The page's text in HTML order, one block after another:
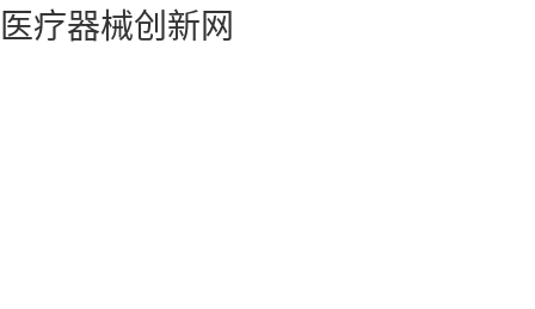
医疗器械创新网